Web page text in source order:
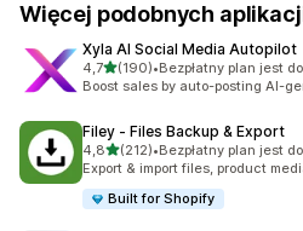
Więcej podobnych
Xyla AI Social Media Autopilot
4,7na 5 gwiazdek
(190)
Łączna liczba recenzji: 190
•Bezpłatny plan jest
Boost sales by auto-posting AI-
Filey ‑ Files Backup & Export
4,8na 5 gwiazdek
(212)
Łączna liczba recenzji: 212
•Bezpłatny plan jest
Export & import files, product
Built for Shopify